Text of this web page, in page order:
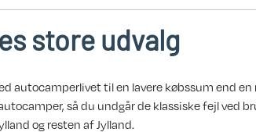
store udvalg
autocamperlivet til en lavere købssum end
så du undgår de klassiske fejl ved
og resten af Jylland.